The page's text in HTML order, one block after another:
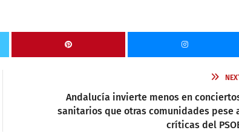
Andalucía invierte menos en
sanitarios que otras comunidades pese
críticas del